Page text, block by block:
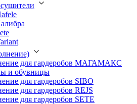
для гардеробов МАГАМАКС
и обувницы
для гардеробов SIBO
для гардеробов REJS
для гардеробов SETE